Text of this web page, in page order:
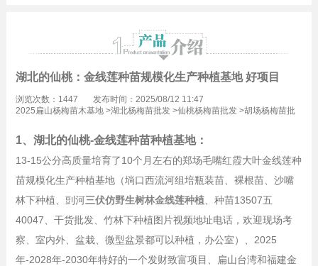
湖北的仙桃：金线莲种苗规模化生产种植基地 好项目
浏览次数：1447
发布时间：2025/08/12 11:47
2025扁山杨梅苗木基地>湖北杨梅苗批发>仙桃杨梅苗批发>胡场杨梅苗批
1、湖北的仙桃-金线莲种苗种植基地：
13-15公分高质量培育了10个月左右的郑场毛嘴红霞大叶金线莲种
苗规模化生产种植基地（埫口西流河组培瓶装苗、裸根苗、沙嘴
林下种植、剅河三伏仿野生树林金线莲种植、种苗13507五
40047、干货批发、竹林下种植图片视频地址电话，欢迎现场考
察、室内外、盆栽、微型盆景都可以种植，办公室）、2025
年-2028年-2030年特好的一个发财致富项目、扁山台湾和福建金